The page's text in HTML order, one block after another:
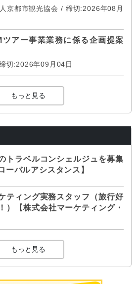
京都市観光協会 / 締切:2026年08月
ツアー事業業務に係る企画提案
切:2026年09月04日
もっと見る
トラベルコンシェルジュを募集
ーバルアシスタンス】
ティング実務スタッフ（旅行好
）【株式会社マーケティング・
もっと見る